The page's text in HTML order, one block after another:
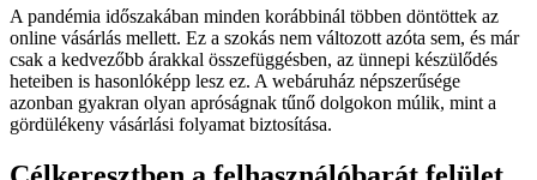
A pandémia időszakában minden korábbinál többen döntöttek az
online vásárlás mellett. Ez a szokás nem változott azóta sem, és már
csak a kedvezőbb árakkal összefüggésben, az ünnepi készülődés
heteiben is hasonlóképp lesz ez. A webáruház népszerűsége
azonban gyakran olyan apróságnak tűnő dolgokon múlik, mint a
gördülékeny vásárlási folyamat biztosítása.